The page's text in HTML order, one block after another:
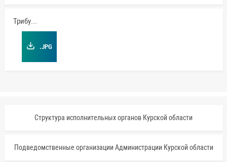
Трибуна
.JPG
Структура исполнительных органов Курской области
Подведомственные организации Администрации Курской области